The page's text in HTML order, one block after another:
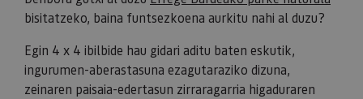
bisitatzeko, baina funtsezkoena aurkitu nahi al duzu?
Egin 4 x 4 ibilbide hau gidari aditu baten eskutik,
ingurumen-aberastasuna ezagutaraziko dizuna,
zeinaren paisaia-edertasun zirraragarria higaduraren